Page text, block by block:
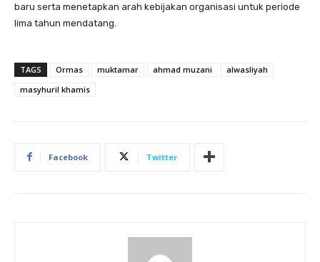
baru serta menetapkan arah kebijakan organisasi untuk periode
lima tahun mendatang.
TAGS Ormas muktamar ahmad muzani
alwasliyah
masyhuril khamis
Facebook Twitter